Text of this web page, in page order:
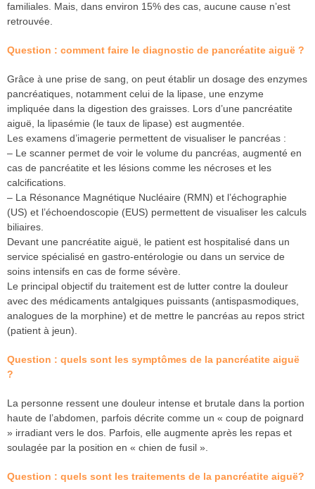
familiales. Mais, dans environ 15% des cas, aucune cause n’est
retrouvée.
Question : comment faire le diagnostic de pancréatite aiguë ?
Grâce à une prise de sang, on peut établir un dosage des enzymes
pancréatiques, notamment celui de la lipase, une enzyme
impliquée dans la digestion des graisses. Lors d’une pancréatite
aiguë, la lipasémie (le taux de lipase) est augmentée.
Les examens d’imagerie permettent de visualiser le pancréas :
– Le scanner permet de voir le volume du pancréas, augmenté en
cas de pancréatite et les lésions comme les nécroses et les
calcifications.
– La Résonance Magnétique Nucléaire (RMN) et l’échographie
(US) et l’échoendoscopie (EUS) permettent de visualiser les calculs
biliaires.
Devant une pancréatite aiguë, le patient est hospitalisé dans un
service spécialisé en gastro-entérologie ou dans un service de
soins intensifs en cas de forme sévère.
Le principal objectif du traitement est de lutter contre la douleur
avec des médicaments antalgiques puissants (antispasmodiques,
analogues de la morphine) et de mettre le pancréas au repos strict
(patient à jeun).
Question : quels sont les symptômes de la pancréatite aiguë
?
La personne ressent une douleur intense et brutale dans la portion
haute de l’abdomen, parfois décrite comme un « coup de poignard
» irradiant vers le dos. Parfois, elle augmente après les repas et
soulagée par la position en « chien de fusil ».
Question : quels sont les traitements de la pancréatite aiguë?